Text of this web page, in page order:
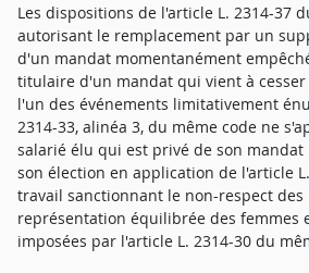
Les dispositions de l'article L. 2314-37
autorisant le remplacement par un
d'un mandat momentanément
titulaire d'un mandat qui vient à
l'un des événements limitativement
2314-33, alinéa 3, du même code ne
salarié élu qui est privé de son
son élection en application de l'article
travail sanctionnant le non-respect des
représentation équilibrée des femmes
imposées par l'article L. 2314-30 du